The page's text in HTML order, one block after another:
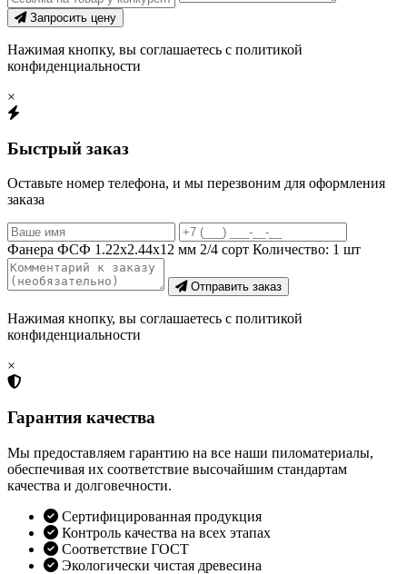
Запросить цену
Нажимая кнопку, вы соглашаетесь с политикой
конфиденциальности
×
Быстрый заказ
Оставьте номер телефона, и мы перезвоним для оформления
заказа
Фанера ФСФ 1.22х2.44х12 мм 2/4 сорт Количество: 1 шт
Отправить заказ
Нажимая кнопку, вы соглашаетесь с политикой
конфиденциальности
×
Гарантия качества
Мы предоставляем гарантию на все наши пиломатериалы,
обеспечивая их соответствие высочайшим стандартам
качества и долговечности.
Сертифицированная продукция
Контроль качества на всех этапах
Соответствие ГОСТ
Экологически чистая древесина